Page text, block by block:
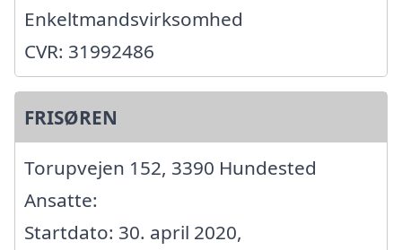
Enkeltmandsvirksomhed
CVR: 31992486
FRISØREN
Torupvejen 152, 3390 Hundested
Ansatte:
Startdato: 30. april 2020,